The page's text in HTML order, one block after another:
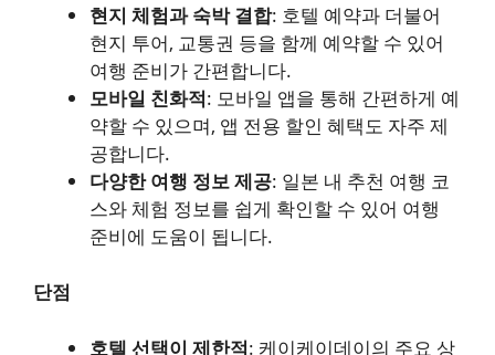
현지 체험과 숙박 결합: 호텔 예약과 더불어
현지 투어, 교통권 등을 함께 예약할 수 있어
여행 준비가 간편합니다.
모바일 친화적: 모바일 앱을 통해 간편하게 예
약할 수 있으며, 앱 전용 할인 혜택도 자주 제
공합니다.
다양한 여행 정보 제공: 일본 내 추천 여행 코
스와 체험 정보를 쉽게 확인할 수 있어 여행
준비에 도움이 됩니다.
단점
호텔 선택이 제한적: 케이케이데이의 주요 상